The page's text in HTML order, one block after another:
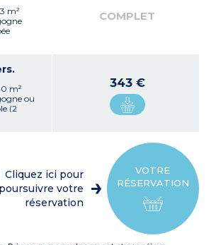
lit
m²
4
lit
COMPLET
m²
ou
(2
lit
343 €
VOTRE
RÉSERVATION
Cliquez ici pour
poursuivre votre
réservation